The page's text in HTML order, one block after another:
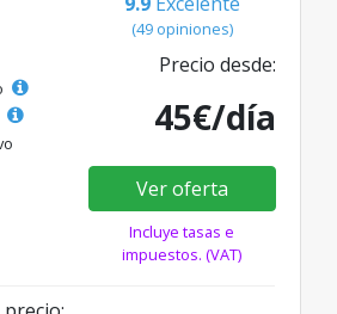
(49 opiniones)
Precio desde:
45€/día
Ver oferta
Incluye tasas e
impuestos. (VAT)